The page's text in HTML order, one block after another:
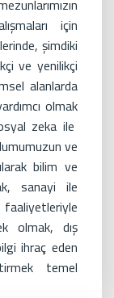
için
şimdiki
ve yenilikçi
alanlarda
olmak
zeka ile
ve
bilim ve
sanayi ile
faaliyetleriyle
olmak, dış
ihraç eden
temel